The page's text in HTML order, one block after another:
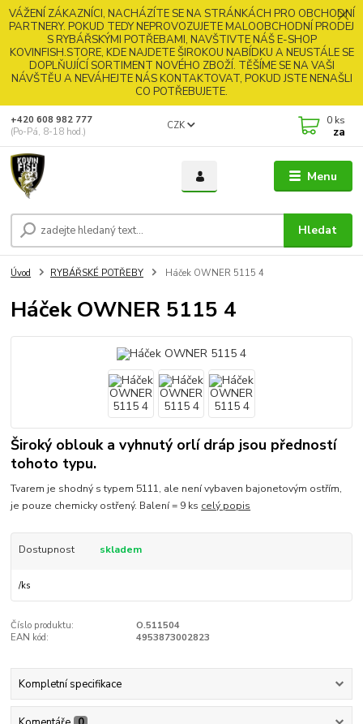
VÁŽENÍ ZÁKAZNÍCI, NACHÁZÍTE SE NA STRÁNKÁCH PRO OBCHODNÍ
PARTNERY. POKUD TEDY NEPROVOZUJETE MALOOBCHODNÍ PRODEJ
S RYBÁŘSKÝMI POTŘEBAMI, NAVŠTIVTE NÁŠ E-SHOP
KOVINFISH.STORE, KDE NAJDETE ŠIROKOU NABÍDKU A NEUSTÁLE SE
DOPLŇUJÍCÍ SORTIMENT NOVÉHO ZBOŽÍ. TĚŠÍME SE NA VAŠI
NÁVŠTĚU A NEVÁHEJTE NÁS KONTAKTOVAT, POKUD JSTE NENAŠLI
CO POTŘEBUJETE.
Menu
CZK
Hledat
+420 608 982 777
(Po-Pá, 8-18 hod.)
0 ks
za
Úvod RYBÁŘSKÉ POTŘEBY Háček OWNER 5115 4
Háček OWNER 5115 4
Široký oblouk a vyhnutý orlí dráp jsou předností
tohoto typu.
Tvarem je shodný s typem 5111, ale není vybaven bajonetovým ostřím,
je pouze chemicky ostřený. Balení = 9 ks celý popis
Dostupnost skladem
/ks
Číslo produktu:
O.511504
EAN kód:
4953873002823
Kompletní specifikace